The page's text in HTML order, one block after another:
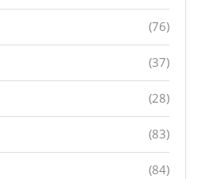
(76)
(37)
(28)
(83)
(84)